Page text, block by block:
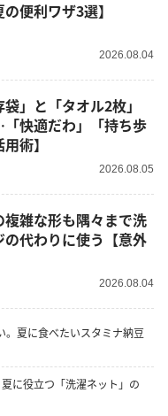
便利ワザ3選】
2026.08.04
」と「タオル2枚」
快適だわ」「持ち歩
術】
2026.08.05
複雑な形も隅々まで洗
代わりに使う【意外
2026.08.04
。夏に食べたいスタミナ納豆
に役立つ「洗濯ネット」の